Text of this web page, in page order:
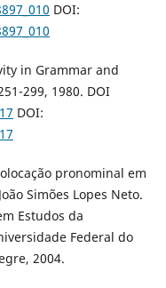
DOI:
in Grammar and
299, 1980. DOI
DOI:
pronominal em
Simões Lopes Neto.
Estudos da
Federal do
2004.